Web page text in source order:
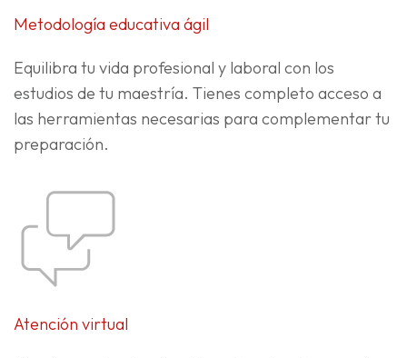
Metodología educativa ágil
Equilibra tu vida profesional y laboral con los
estudios de tu maestría. Tienes completo acceso a
las herramientas necesarias para complementar tu
preparación.
Atención virtual